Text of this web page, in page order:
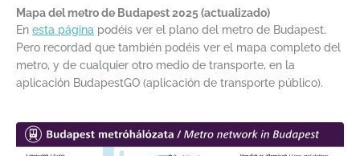
Mapa del metro de Budapest 2025 (actualizado)
En esta página podéis ver el plano del metro de Budapest.
Pero recordad que también podéis ver el mapa completo del
metro, y de cualquier otro medio de transporte, en la
aplicación BudapestGO (aplicación de transporte público).